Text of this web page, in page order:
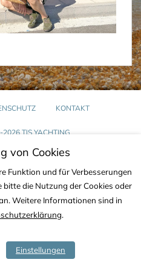
KONTAKT
TJS YACHTING
von Cookies
Funktion und für Verbesserungen
bitte die Nutzung der Cookies oder
Weitere Informationen sind in
.
Einstellungen